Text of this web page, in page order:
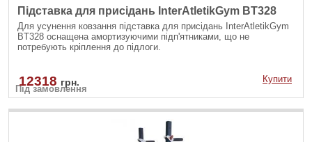
Підставка для присідань InterAtletikGym BT328
Для усунення ковзання підставка для присідань InterAtletikGym
BT328 оснащена амортизуючими підп'ятниками, що не
потребують кріплення до підлоги.
Під замовлення
12318 грн. Купити